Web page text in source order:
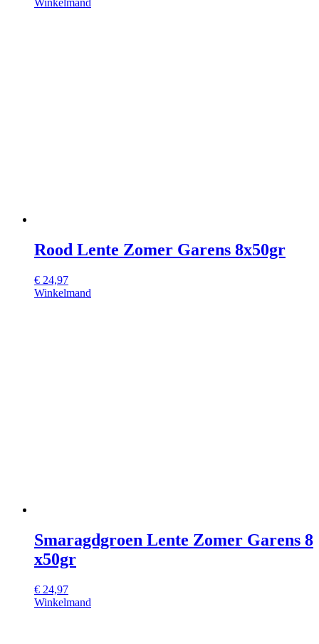
Winkelmand
Rood Lente Zomer Garens 8x50gr
€ 24,97
Winkelmand
Smaragdgroen Lente Zomer Garens 8
x50gr
€ 24,97
Winkelmand